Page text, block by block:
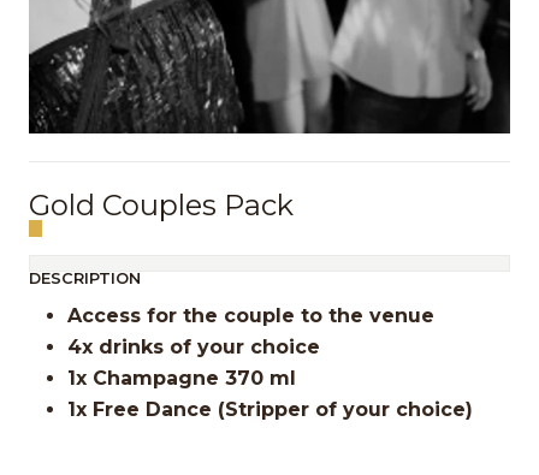
Gold Couples Pack
DESCRIPTION
Access for the couple to the venue
4x drinks of your choice
1x Champagne 370 ml
1x Free Dance (Stripper of your choice)